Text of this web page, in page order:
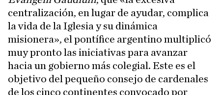
centralización, en lugar de ayudar, complica
la vida de la Iglesia y su dinámica
misionera», el pontífice argentino multiplicó
muy pronto las iniciativas para avanzar
hacia un gobierno más colegial. Este es el
objetivo del pequeño consejo de cardenales
de los cinco continentes convocado por